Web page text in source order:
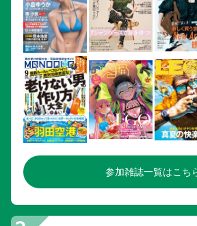
参加雑誌一覧はこち